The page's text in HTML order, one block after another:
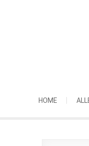
HOME